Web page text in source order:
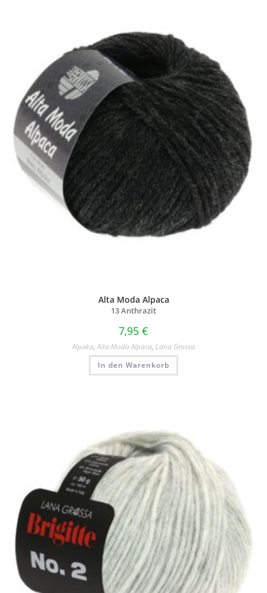
Alta Moda Alpaca
13 Anthrazit
7,95 €
Alpaka,Alta Moda Alpaca, Lana Grossa
In den Warenkorb